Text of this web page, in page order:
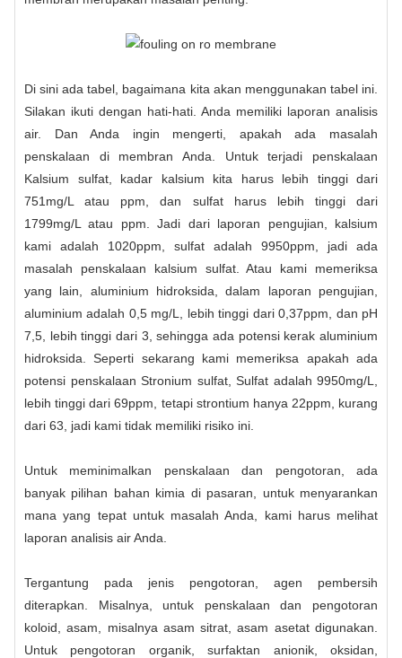
Di sini ada tabel, bagaimana kita akan menggunakan tabel ini.
Silakan ikuti dengan hati-hati. Anda memiliki laporan analisis
air. Dan Anda ingin mengerti, apakah ada masalah
penskalaan di membran Anda. Untuk terjadi penskalaan
Kalsium sulfat, kadar kalsium kita harus lebih tinggi dari
751mg/L atau ppm, dan sulfat harus lebih tinggi dari
1799mg/L atau ppm. Jadi dari laporan pengujian, kalsium
kami adalah 1020ppm, sulfat adalah 9950ppm, jadi ada
masalah penskalaan kalsium sulfat. Atau kami memeriksa
yang lain, aluminium hidroksida, dalam laporan pengujian,
aluminium adalah 0,5 mg/L, lebih tinggi dari 0,37ppm, dan pH
7,5, lebih tinggi dari 3, sehingga ada potensi kerak aluminium
hidroksida. Seperti sekarang kami memeriksa apakah ada
potensi penskalaan Stronium sulfat, Sulfat adalah 9950mg/L,
lebih tinggi dari 69ppm, tetapi strontium hanya 22ppm, kurang
dari 63, jadi kami tidak memiliki risiko ini.
Untuk meminimalkan penskalaan dan pengotoran, ada
banyak pilihan bahan kimia di pasaran, untuk menyarankan
mana yang tepat untuk masalah Anda, kami harus melihat
laporan analisis air Anda.
Tergantung pada jenis pengotoran, agen pembersih
diterapkan. Misalnya, untuk penskalaan dan pengotoran
koloid, asam, misalnya asam sitrat, asam asetat digunakan.
Untuk pengotoran organik, surfaktan anionik, oksidan,